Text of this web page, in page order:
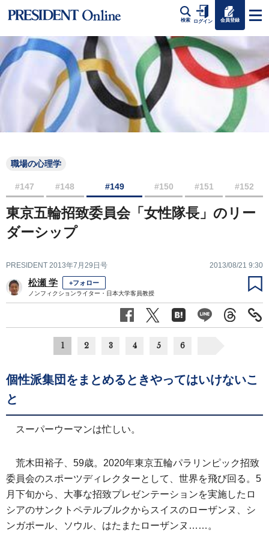
検索 ログイン 会員登録
職場の心理学
#147 #148 #149 #150 #151 #152
東京五輪招致委員会「女性隊長」のリー
ダーシップ
PRESIDENT 2013年7月29日号 2013/08/21 9:30
松瀬 学 +フォロー
ノンフィクションライター・日本大学客員教授
1 2 3 4 5 6
個性派集団をまとめるときやってはいけないこ
と
スーパーウーマンは忙しい。
荒木田裕子、59歳。2020年東京五輪パラリンピック招致
委員会のスポーツディレクターとして、世界を飛び回る。5
月下旬から、大事な招致プレゼンテーションを実施したロ
シアのサンクトペテルブルクからスイスのローザンヌ、シ
ンガポール、ソウル、はたまたローザンヌ……。